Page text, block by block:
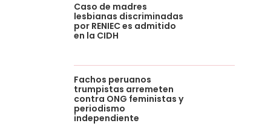
Caso de madres
lesbianas discriminadas
por RENIEC es admitido
en la CIDH
Fachos peruanos
trumpistas arremeten
contra ONG feministas y
periodismo
independiente